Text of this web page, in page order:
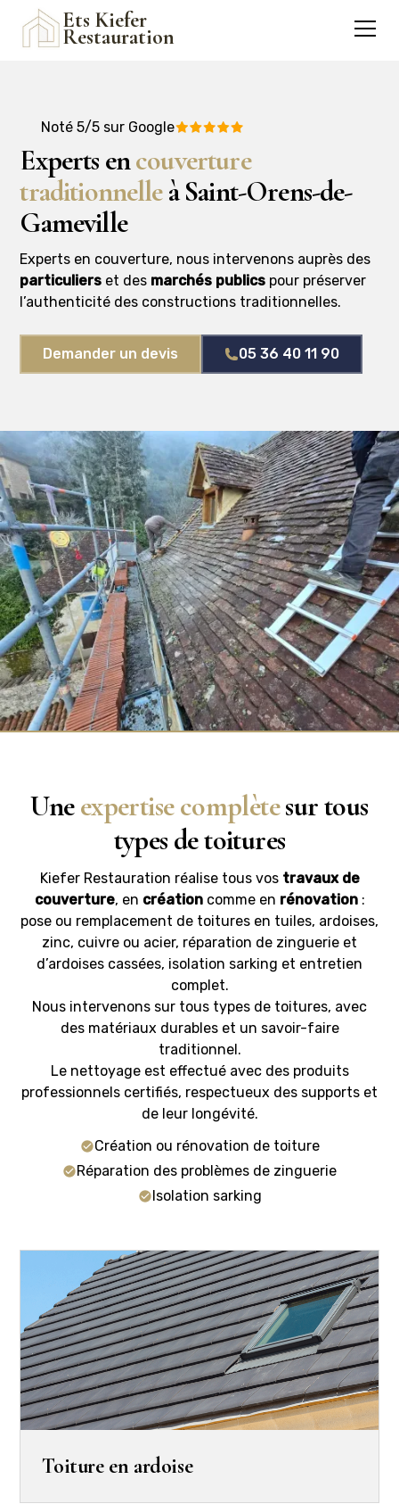
Ets Kiefer
Restauration
Noté 5/5 sur Google
Experts encouverture
traditionnelleà Saint-Orens-de-
Gameville
Experts en couverture, nous intervenons auprès des
particuliers et des marchés publics pour préserver
l’authenticité des constructions traditionnelles.
Demander un devis 05 36 40 11 90
Uneexpertise complètesur tous
types de toitures
Kiefer Restauration réalise tous vos travaux de
couverture, en créationcomme en rénovation:
pose ou remplacement de toitures en tuiles, ardoises,
zinc, cuivre ou acier, réparation de zinguerie et
d’ardoises cassées, isolation sarking et entretien
complet.
Nous intervenons sur tous types de toitures, avec
des matériaux durables et un savoir-faire
traditionnel.
Le nettoyage est effectué avec des produits
professionnels certifiés, respectueux des supports et
de leur longévité.
Création ou rénovation de toiture
Réparation des problèmes de zinguerie
Isolation sarking
Toiture en ardoise